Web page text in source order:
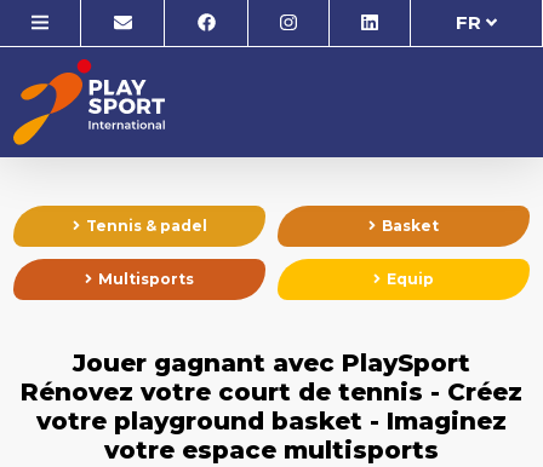
FR
Tennis & padel Basket
Multisports Equip
Jouer gagnant avec PlaySport
Rénovez votre court de tennis - Créez
votre playground basket - Imaginez
votre espace multisports